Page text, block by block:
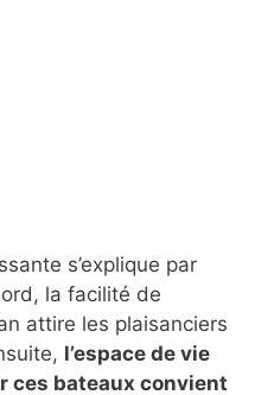
s’explique par
la facilité de
attire les plaisanciers
l’espace de vie
ces bateaux convient